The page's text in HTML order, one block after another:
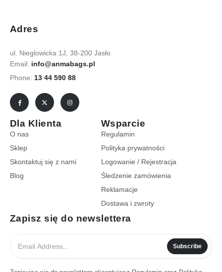
Adres
ul. Nieglowicka 1J, 38-200 Jasło
Email: info@anmabags.pl
Phone: 13 44 590 88
Dla Klienta
O nas
Sklep
Skontaktuj się z nami
Blog
Wsparcie
Regulamin
Polityka prywatności
Logowanie / Rejestracja
Śledzenie zamówienia
Reklamacje
Dostawa i zwroty
Zapisz się do newslettera
Subscribe